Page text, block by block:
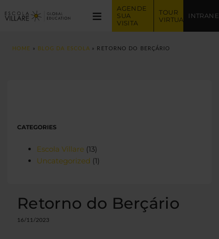
≡
AGENDE
SUA
VISITA
TOUR
VIRTUAL
HOME » BLOG DA ESCOLA » RETORNO DO BERÇÁRIO
CATEGORIES
Escola Villare (13)
Uncategorized (1)
Retorno do Berçário
16/11/2023